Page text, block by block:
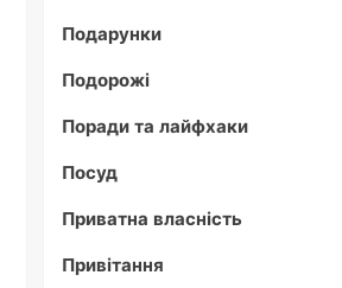
Подарунки
Подорожі
Поради та лайфхаки
Посуд
Приватна власність
Привітання